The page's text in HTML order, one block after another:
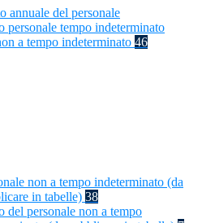
annuale del personale
personale tempo indeterminato
a tempo indeterminato 46
non a tempo indeterminato (da
in tabelle) 38
del personale non a tempo